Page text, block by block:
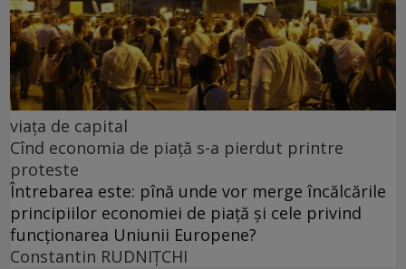
viața de capital
Cînd economia de piață s-a pierdut printre
proteste
Întrebarea este: pînă unde vor merge încălcările
principiilor economiei de piață și cele privind
funcționarea Uniunii Europene?
Constantin RUDNIŢCHI